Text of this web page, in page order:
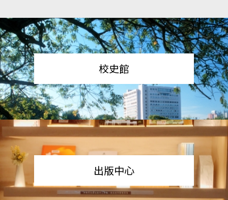
校史館
出版中心